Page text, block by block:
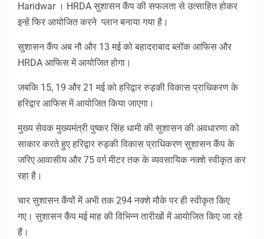
Haridwar । HRDA सुशासन कैंप की सफलता से उत्साहित होकर
इन्हें फिर आयोजित करने प्लान बनाया गया है।
सुशासन कैंप अब नौ और 13 मई को बहादराबाद ब्लॉक आफिस और
HRDA आफिस में आयोजित होगा।
जबकि 15, 19 और 21 मई को हरिद्वार रुड़की विकास प्राधिकरण के
हरिद्वार आफिस में आयोजित किया जाएगा।
मुख्य सेवक मुख्यमंत्री पुष्कर सिंह धामी की सुशासन की अवधारणा को
साकार करते हुए हरिद्वार रुड़की विकास प्राधिकरण सुशासन कैंप के
जरिए आवासीय और 75 वर्ग मीटर तक के व्यवसायिक नक्शे स्वीकृत कर
रहा है।
चार सुशासन कैंपों में अभी तक 294 नक्शे मौके पर ही स्वीकृत किए
गए। सुशासन कैंप मई माह की विभिन्न तारीखों में आयोजित किए जा रहे
हैं।